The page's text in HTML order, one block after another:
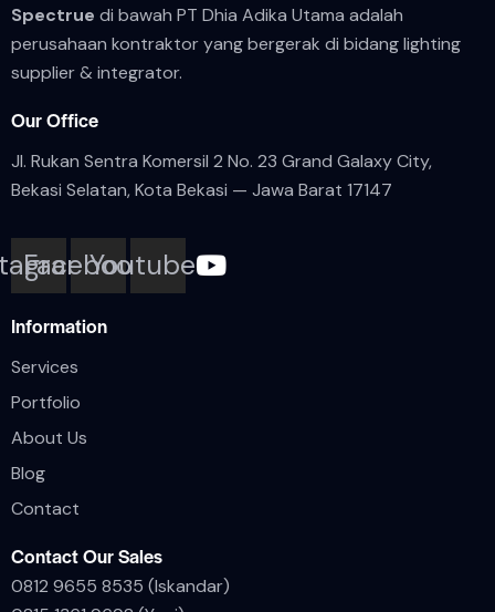
Spectrue di bawah PT Dhia Adika Utama adalah
perusahaan kontraktor yang bergerak di bidang lighting
supplier & integrator.
Our Office
Jl. Rukan Sentra Komersil 2 No. 23 Grand Galaxy City,
Bekasi Selatan, Kota Bekasi — Jawa Barat 17147
Facebook
Youtube
Information
Services
Portfolio
About Us
Blog
Contact
Contact Our Sales
0812 9655 8535 (Iskandar)